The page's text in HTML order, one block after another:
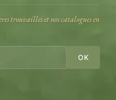
trouvailles et nos catalogues en
OK